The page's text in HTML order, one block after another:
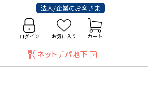
法人/企業のお客さま
ログイン お気に入り カート